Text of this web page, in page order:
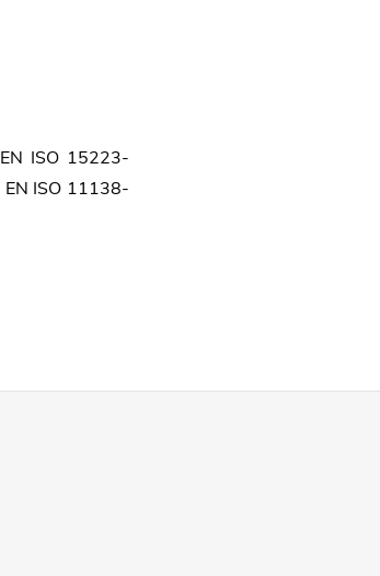
EN ISO 15223-
EN ISO 11138-